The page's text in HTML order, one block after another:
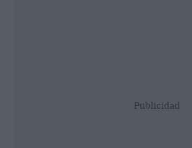
Publicidad